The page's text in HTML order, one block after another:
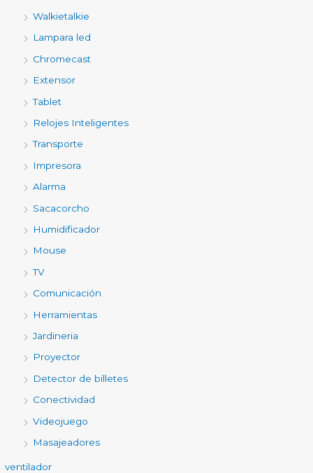
Walkietalkie
Lampara led
Chromecast
Extensor
Tablet
Relojes Inteligentes
Transporte
Impresora
Alarma
Sacacorcho
Humidificador
Mouse
TV
Comunicación
Herramientas
Jardineria
Proyector
Detector de billetes
Conectividad
Videojuego
Masajeadores
ventilador